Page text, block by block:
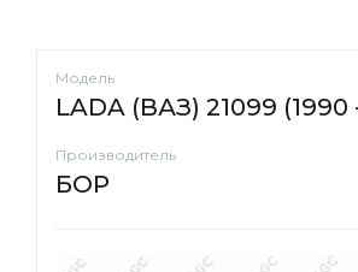
Модель
LADA (ВАЗ) 21099 (1990
Производитель
БОР